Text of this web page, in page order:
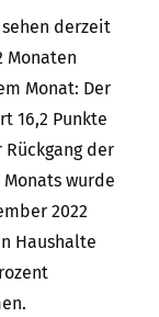
derzeit
Monaten
Monat: Der
16,2 Punkte
der
wurde
2022
Haushalte